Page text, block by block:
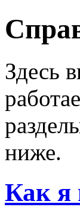
Здесь
ниже.
Как я